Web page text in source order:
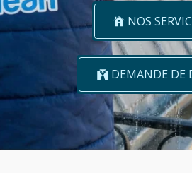
NOS
DEMANDE DE